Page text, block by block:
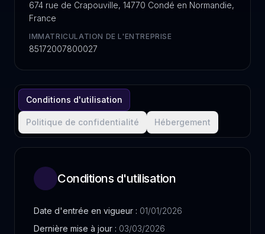
674 rue de Crapouville, 14770 Condé en Normandie,
France
IMMATRICULATION DE L'ENTREPRISE
85172007800027
Conditions d'utilisation
Politique de confidentialité Hébergement
Conditions d'utilisation
Date d'entrée en vigueur : 01/01/2026
Dernière mise à jour : 03/03/2026